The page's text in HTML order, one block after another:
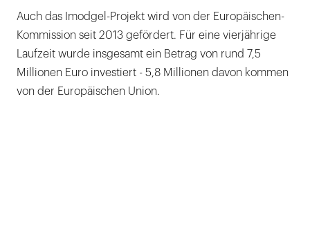
Auch das Imodgel-Projekt wird von der Europäischen-
Kommission seit 2013 gefördert. Für eine vierjährige
Laufzeit wurde insgesamt ein Betrag von rund 7,5
Millionen Euro investiert - 5,8 Millionen davon kommen
von der Europäischen Union.